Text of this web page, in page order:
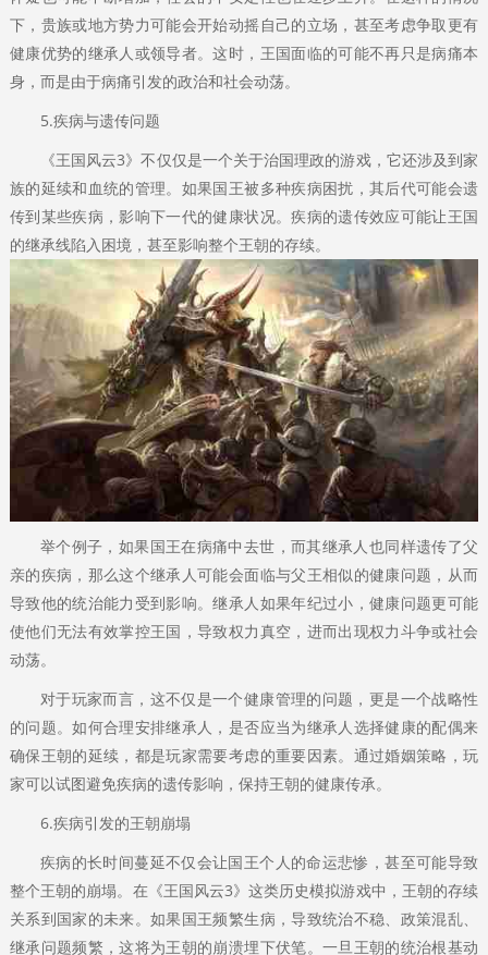
下，贵族或地方势力可能会开始动摇自己的立场，甚至考虑争取更有
健康优势的继承人或领导者。这时，王国面临的可能不再只是病痛本
身，而是由于病痛引发的政治和社会动荡。
5.疾病与遗传问题
《王国风云3》不仅仅是一个关于治国理政的游戏，它还涉及到家
族的延续和血统的管理。如果国王被多种疾病困扰，其后代可能会遗
传到某些疾病，影响下一代的健康状况。疾病的遗传效应可能让王国
的继承线陷入困境，甚至影响整个王朝的存续。
举个例子，如果国王在病痛中去世，而其继承人也同样遗传了父
亲的疾病，那么这个继承人可能会面临与父王相似的健康问题，从而
导致他的统治能力受到影响。继承人如果年纪过小，健康问题更可能
使他们无法有效掌控王国，导致权力真空，进而出现权力斗争或社会
动荡。
对于玩家而言，这不仅是一个健康管理的问题，更是一个战略性
的问题。如何合理安排继承人，是否应当为继承人选择健康的配偶来
确保王朝的延续，都是玩家需要考虑的重要因素。通过婚姻策略，玩
家可以试图避免疾病的遗传影响，保持王朝的健康传承。
6.疾病引发的王朝崩塌
疾病的长时间蔓延不仅会让国王个人的命运悲惨，甚至可能导致
整个王朝的崩塌。在《王国风云3》这类历史模拟游戏中，王朝的存续
关系到国家的未来。如果国王频繁生病，导致统治不稳、政策混乱、
继承问题频繁，这将为王朝的崩溃埋下伏笔。一旦王朝的统治根基动